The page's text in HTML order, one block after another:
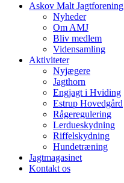
Askov Malt Jagtforening
Nyheder
Om AMJ
Bliv medlem
Vidensamling
Aktiviteter
Nyjægere
Jagthorn
Engjagt i Hviding
Estrup Hovedgård
Rågeregulering
Lerdueskydning
Riffelskydning
Hundetræning
Jagtmagasinet
Kontakt os